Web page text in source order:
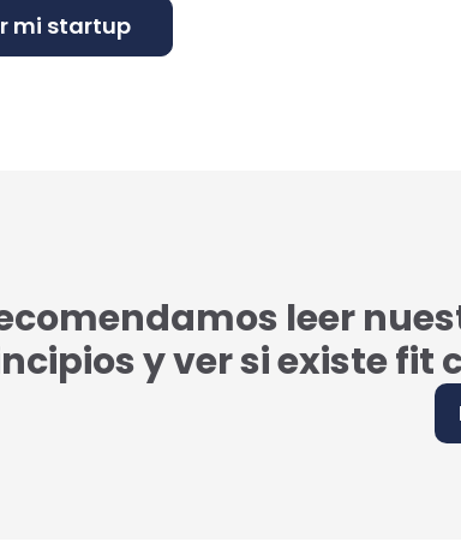
leer
y ver si existe